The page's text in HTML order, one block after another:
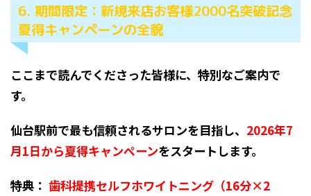
6. 期間限定：新規来店お客様2000名突破記念
夏得キャンペーンの全貌
ここまで読んでくださった皆様に、特別なご案内で
す。
仙台駅前で最も信頼されるサロンを目指し、 2026年7
月1日から夏得キャンペーンをスタートします。
特典： 歯科提携セルフホワイトニング（16分×2